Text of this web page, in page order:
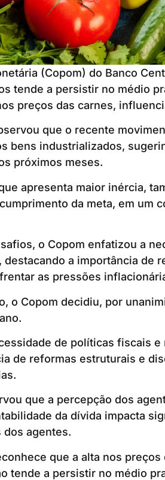
(Copom) do Banco
tende a persistir no médio
preços das carnes,
que o recente
bens industrializados,
próximos meses.
apresenta maior inércia,
da meta, em um
o Copom enfatizou a
destacando a importância de
as pressões
o Copom decidiu, por
de políticas fiscais e
de reformas estruturais e
que a percepção dos
da dívida impacta
dos agentes.
que a alta nos
tende a persistir no médio